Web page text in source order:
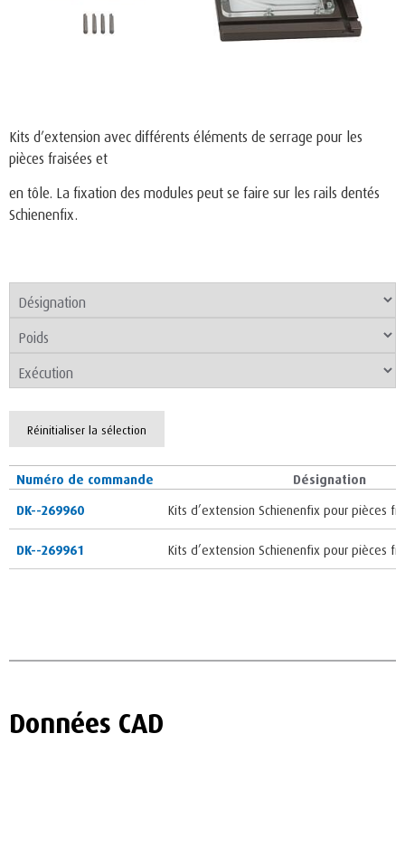
Kits d’extension avec différents éléments de serrage pour les
pièces fraisées et
en tôle. La fixation des modules peut se faire sur les rails dentés
Schienenfix.
Réinitialiser la sélection
Numéro de commande
Désignation
DK--269960
Kits d’extension Schienenfix pour pièces
DK--269961
Kits d’extension Schienenfix pour pièces
Données CAD